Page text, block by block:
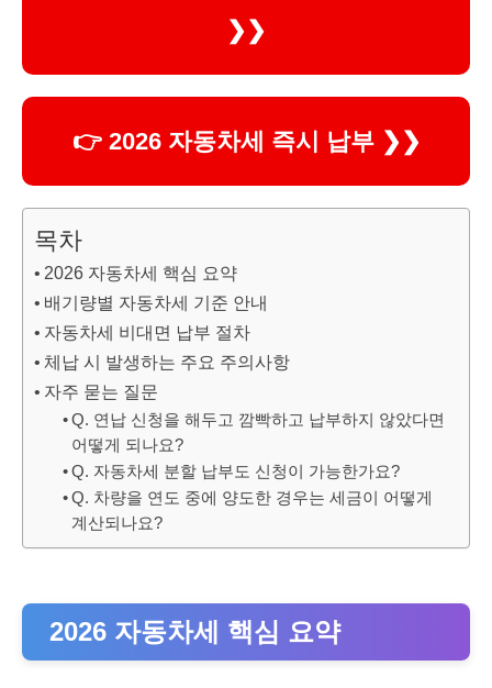
❯❯
👉 2026 자동차세 즉시 납부 ❯❯
목차
2026 자동차세 핵심 요약
배기량별 자동차세 기준 안내
자동차세 비대면 납부 절차
체납 시 발생하는 주요 주의사항
자주 묻는 질문
Q. 연납 신청을 해두고 깜빡하고 납부하지 않았다면
어떻게 되나요?
Q. 자동차세 분할 납부도 신청이 가능한가요?
Q. 차량을 연도 중에 양도한 경우는 세금이 어떻게
계산되나요?
2026 자동차세 핵심 요약